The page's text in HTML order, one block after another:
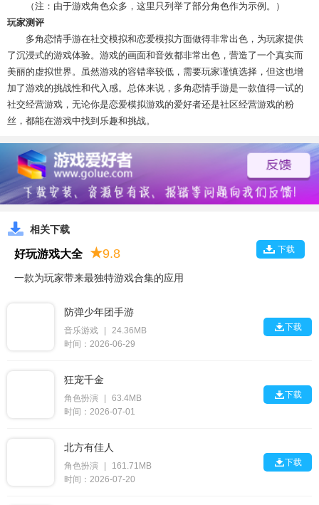
（注：由于游戏角色众多，这里只列举了部分角色作为示例。）
玩家测评
多角恋情手游在社交模拟和恋爱模拟方面做得非常出色，为玩家提供
了沉浸式的游戏体验。游戏的画面和音效都非常出色，营造了一个真实而
美丽的虚拟世界。虽然游戏的容错率较低，需要玩家谨慎选择，但这也增
加了游戏的挑战性和代入感。总体来说，多角恋情手游是一款值得一试的
社交经营游戏，无论你是恋爱模拟游戏的爱好者还是社区经营游戏的粉
丝，都能在游戏中找到乐趣和挑战。
相关下载
下载
好玩游戏大全 ★9.8
一款为玩家带来最独特游戏合集的应用
防弹少年团手游
音乐游戏 |
24.36MB
时间：2026-06-29
下载
狂宠千金
角色扮演 |
63.4MB
时间：2026-07-01
下载
北方有佳人
角色扮演 |
161.71MB
时间：2026-07-20
下载